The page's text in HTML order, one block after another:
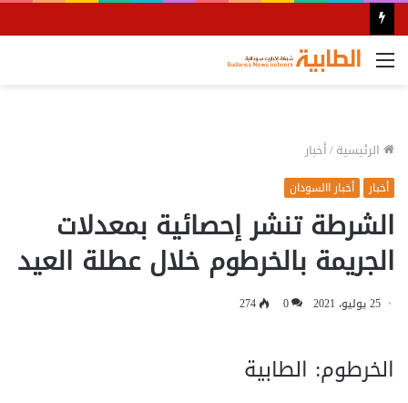
القائمة
الرئيسية/أخبار
أخبار أخبار االسودان
الشرطة تنشر إحصائية بمعدلات
الجريمة بالخرطوم خلال عطلة العيد
25 يوليو، 2021 0
274
الخرطوم: الطابية